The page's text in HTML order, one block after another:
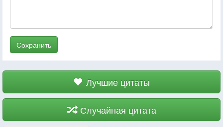
Сохранить
Лучшие цитаты
Случайная цитата